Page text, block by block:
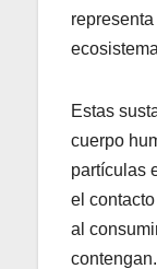
Estas
cuerpo
partículas
el
al